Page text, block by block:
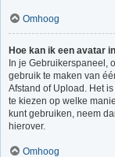
Omhoog
Hoe kan ik een avatar
In je Gebruikerspaneel,
gebruik te maken van
Afstand of Upload. Het
te kiezen op welke
kunt gebruiken, neem
hierover.
Omhoog